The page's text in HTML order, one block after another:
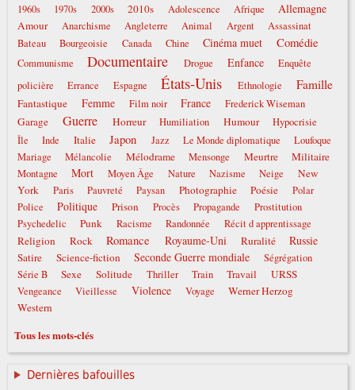
1960s 1970s 2000s 2010s Adolescence Afrique Allemagne
Amour Anarchisme Angleterre Animal Argent
Assassinat
Bateau
Bourgeoisie Canada Chine Cinéma muet Comédie
Communisme Documentaire Drogue Enfance
Enquête
policière
Errance Espagne États-Unis Ethnologie Famille
Fantastique Femme Film noir France Frederick Wiseman
Garage Guerre Horreur Humiliation Humour
Hypocrisie
Île
Inde Italie Japon Jazz Le Monde diplomatique
Loufoque
Mariage
Mélancolie Mélodrame Mensonge Meurtre Militaire
Montagne Mort Moyen Âge Nature Nazisme Neige
New
York
Paris Pauvreté Paysan Photographie Poésie
Polar
Police
Politique Prison Procès Propagande
Prostitution
Psychedelic
Punk Racisme Randonnée Récit d apprentissage
Religion Rock Romance Royaume-Uni Ruralité Russie
Satire Science-fiction Seconde Guerre mondiale
Ségrégation
Série B
Sexe Solitude Thriller Train Travail URSS
Vengeance Vieillesse Violence Voyage
Werner Herzog
Western
Tous les mots-clés
Dernières bafouilles